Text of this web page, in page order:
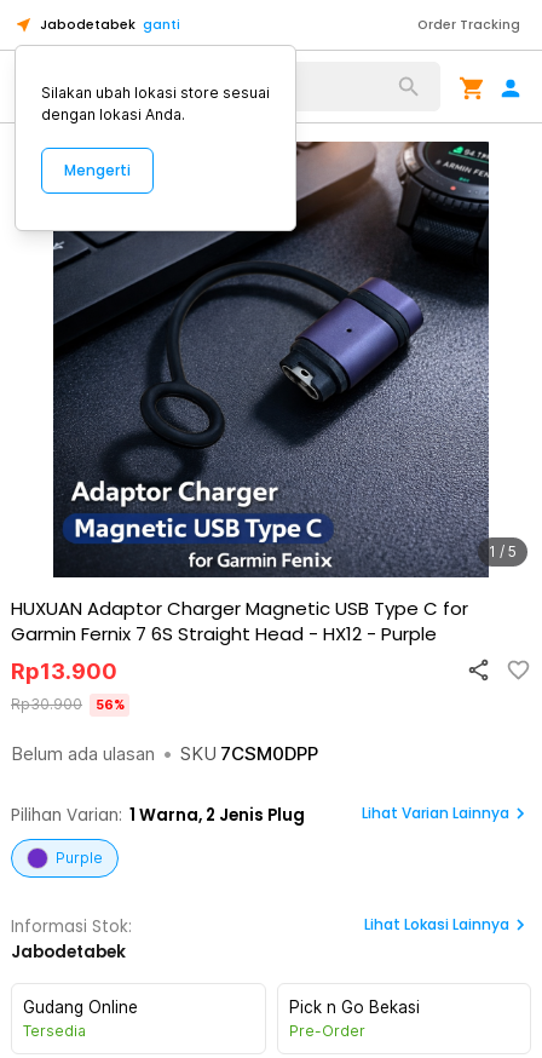
Jabodetabek ganti Order Tracking
Alat Kopi
1 / 5
HUXUAN Adaptor Charger Magnetic USB Type C for
Garmin Fernix 7 6S Straight Head - HX12 - Purple
Belum ada ulasan • SKU 7CSM0DPP
Rp13.900
Rp30.900 56%
Pilihan Varian: 1 Warna, 2 Jenis Plug Lihat Varian Lainnya
Purple
Informasi Stok:
Jabodetabek
Lihat Lokasi Lainnya
Gudang Online
Tersedia
Pick n Go Bekasi
Pre-Order
Silakan ubah lokasi store sesuai
dengan lokasi Anda.
Mengerti